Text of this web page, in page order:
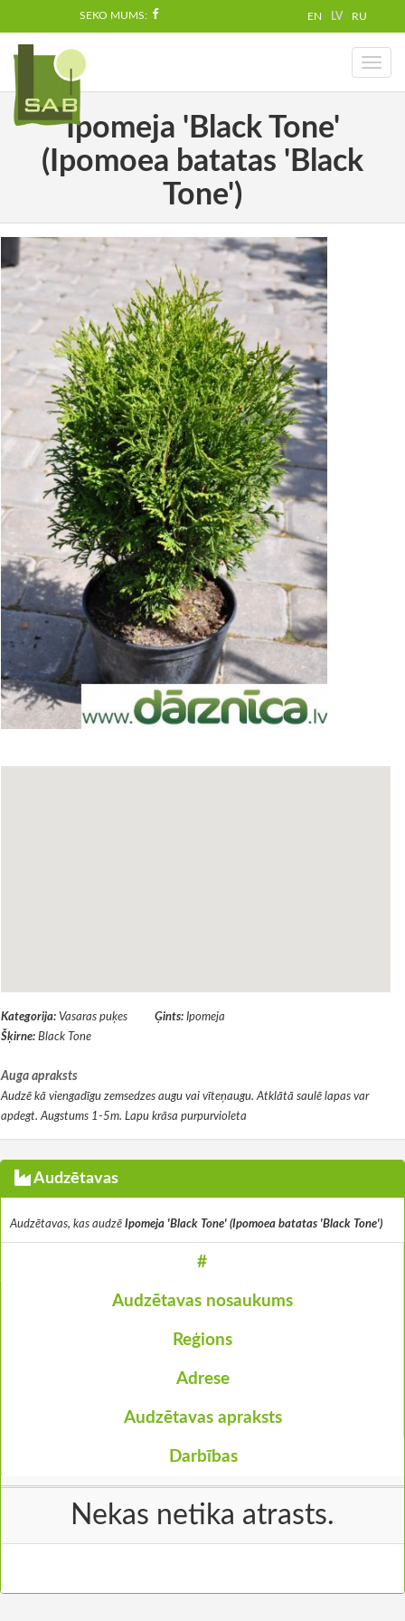
SEKO MUMS: EN LV RU
Toggle
Ipomeja 'Black Tone'
(Ipomoea batatas 'Black
Tone')
Kategorija: Vasaras puķes Ģints: Ipomeja
Šķirne: Black Tone
Auga apraksts
Audzē kā viengadīgu zemsedzes augu vai vīteņaugu. Atklātā saulē lapas var
apdegt. Augstums 1-5m. Lapu krāsa purpurvioleta
Audzētavas
Audzētavas, kas audzē Ipomeja 'Black Tone' (Ipomoea batatas 'Black Tone')
#
Audzētavas nosaukums
Reģions
Adrese
Audzētavas apraksts
Darbības
Nekas netika atrasts.